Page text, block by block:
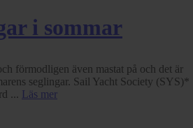
i sommar
förmodligen även mastat på och det är
seglingar. Sail Yacht Society (SYS)*
... Läs mer